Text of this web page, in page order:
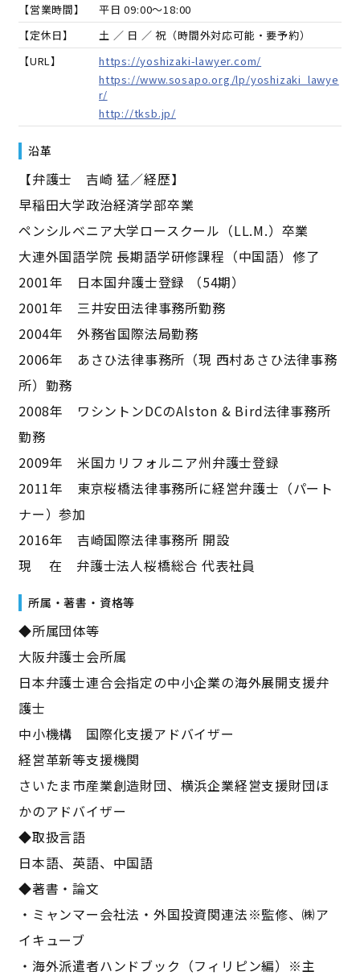
【営業時間】
平日 09:00～18:00
【定休日】
土 ／ 日 ／ 祝（時間外対応可能・要予約）
【URL】
https://yoshizaki-lawyer.com/
https://www.sosapo.org/lp/yoshizaki_lawye
r/
http://tksb.jp/
沿革
【弁護士 吉崎 猛／経歴】
早稲田大学政治経済学部卒業
ペンシルベニア大学ロースクール（LL.M.）卒業
大連外国語学院 長期語学研修課程（中国語）修了
2001年 日本国弁護士登録 （54期）
2001年 三井安田法律事務所勤務
2004年 外務省国際法局勤務
2006年 あさひ法律事務所（現 西村あさひ法律事務
所）勤務
2008年 ワシントンDCのAlston & Bird法律事務所
勤務
2009年 米国カリフォルニア州弁護士登録
2011年 東京桜橋法律事務所に経営弁護士（パート
ナー）参加
2016年 吉崎国際法律事務所 開設
現 在 弁護士法人桜橋総合 代表社員
所属・著書・資格等
◆所属団体等
大阪弁護士会所属
日本弁護士連合会指定の中小企業の海外展開支援弁
護士
中小機構 国際化支援アドバイザー
経営革新等支援機関
さいたま市産業創造財団、横浜企業経営支援財団ほ
かのアドバイザー
◆取扱言語
日本語、英語、中国語
◆著書・論文
・ミャンマー会社法・外国投資関連法※監修、㈱ア
イキューブ
・海外派遣者ハンドブック（フィリピン編）※主